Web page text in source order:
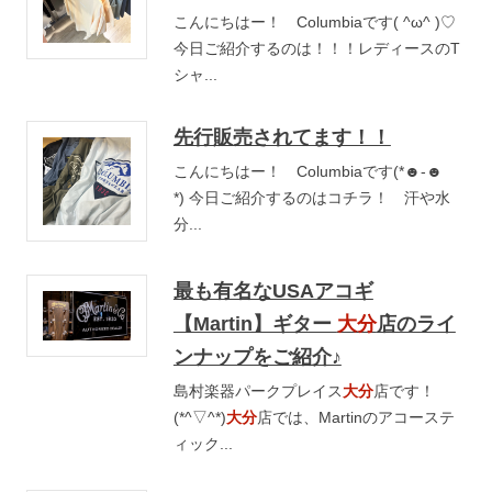
こんにちはー！ Columbiaです( ^ω^ )♡
今日ご紹介するのは！！！レディースのT
シャ...
先行販売されてます！！
こんにちはー！ Columbiaです(*☻-☻
*) 今日ご紹介するのはコチラ！ 汗や水
分...
最も有名なUSAアコギ
【Martin】ギター 大分店のライ
ンナップをご紹介♪
島村楽器パークプレイス大分店です！
(*^▽^*)大分店では、Martinのアコーステ
ィック...